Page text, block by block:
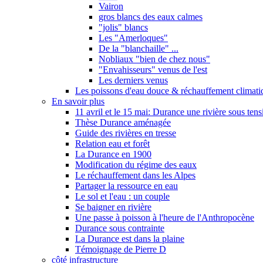
Vairon
gros blancs des eaux calmes
"jolis" blancs
Les "Amerloques"
De la "blanchaille" ...
Nobliaux "bien de chez nous"
"Envahisseurs" venus de l'est
Les derniers venus
Les poissons d'eau douce & réchauffement
En savoir plus
11 avril et le 15 mai: Durance une rivière sous
Thèse Durance aménagée
Guide des rivières en tresse
Relation eau et forêt
La Durance en 1900
Modification du régime des eaux
Le réchauffement dans les Alpes
Partager la ressource en eau
Le sol et l'eau : un couple
Se baigner en rivière
Une passe à poisson à l'heure de l'Anthropocène
Durance sous contrainte
La Durance est dans la plaine
Témoignage de Pierre D
côté infrastructure